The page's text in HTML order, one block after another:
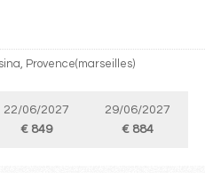
Provence(marseilles)
22/06/2027
€ 849
29/06/2027
€ 884